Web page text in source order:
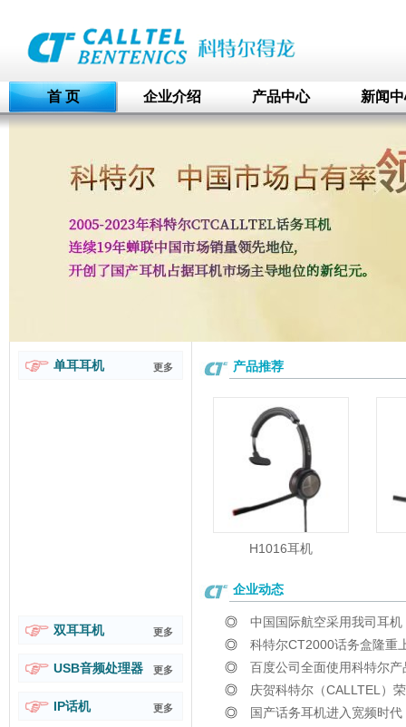
首 页 企业介绍 产品中心 新闻
单耳耳机 更多
双耳耳机 更多
USB音频处理器 更多
IP话机 更多
产品推荐
H1016耳机
企业动态
◎ 中国国际航空采用我司耳机
◎ 科特尔CT2000话务盒隆重
◎ 百度公司全面使用科特尔产
◎ 庆贺科特尔（CALLTEL）
◎
国产话务耳机进入宽频时代